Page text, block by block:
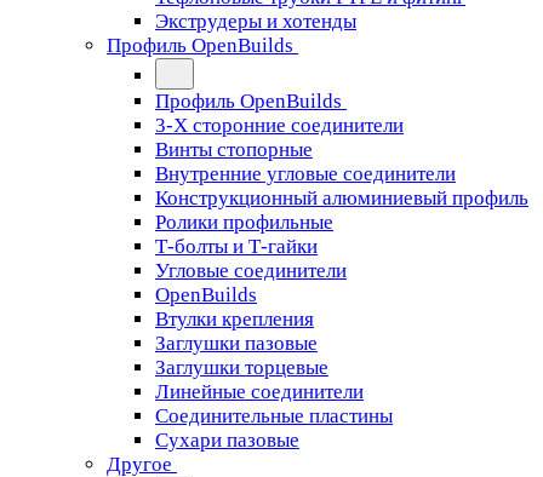
Экструдеры и хотенды
Профиль OpenBuilds
Профиль OpenBuilds
3-Х сторонние соединители
Винты стопорные
Внутренние угловые соединители
Конструкционный алюминиевый профиль
Ролики профильные
Т-болты и Т-гайки
Угловые соединители
OpenBuilds
Втулки крепления
Заглушки пазовые
Заглушки торцевые
Линейные соединители
Соединительные пластины
Сухари пазовые
Другое